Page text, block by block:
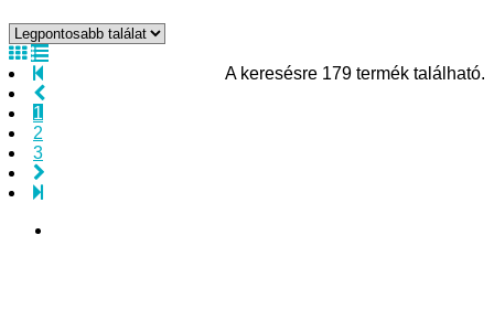
A keresésre 179 termék található.
1
2
3